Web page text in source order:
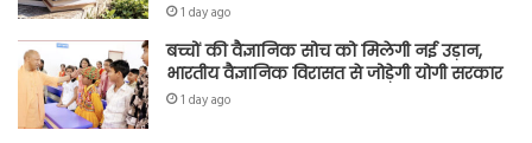
1 day ago
बच्चों की वैज्ञानिक सोच को मिलेगी नई उड़ान,
भारतीय वैज्ञानिक विरासत से जोड़ेगी योगी सरकार
1 day ago